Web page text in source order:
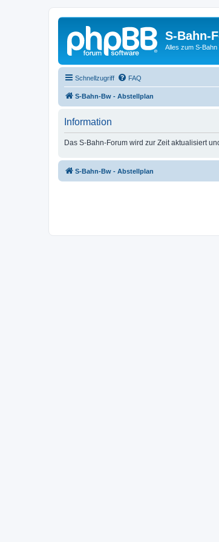
S-Bahn-
Alles zum S-
Schnellzugriff FAQ
S-Bahn-Bw - Abstellplan
Information
Das S-Bahn-Forum wird zur Zeit aktualisiert
S-Bahn-Bw - Abstellplan